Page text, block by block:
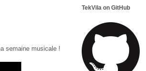
semaine musicale !
TekVila on GitHub